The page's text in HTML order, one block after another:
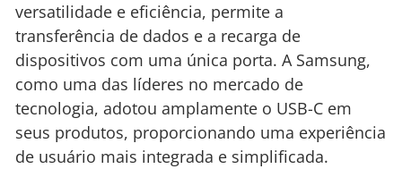
versatilidade e eficiência, permite a
transferência de dados e a recarga de
dispositivos com uma única porta. A Samsung,
como uma das líderes no mercado de
tecnologia, adotou amplamente o USB-C em
seus produtos, proporcionando uma experiência
de usuário mais integrada e simplificada.